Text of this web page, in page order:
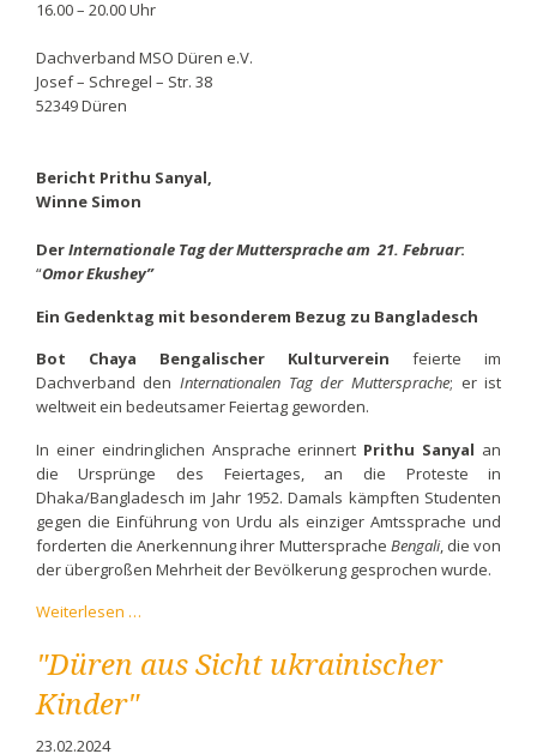
16.00 – 20.00 Uhr
Dachverband MSO Düren e.V.
Josef – Schregel – Str. 38
52349 Düren
Bericht Prithu Sanyal,
Winne Simon
DerInternationale Tag der Mutterspracheam 21. Februar:
“Omor Ekushey”
Ein Gedenktag mit besonderem Bezug zu Bangladesch
Bot Chaya Bengalischer Kulturvereinfeierte im
Dachverband denInternationalen Tag der Muttersprache; er ist
weltweit ein bedeutsamer Feiertag geworden.
In einer eindringlichen Ansprache erinnert Prithu Sanyal an
die Ursprünge des Feiertages, an die Proteste in
Dhaka/Bangladesch im Jahr 1952. Damals kämpften Studenten
gegen die Einführung von Urdu als einziger Amtssprache und
forderten die Anerkennung ihrer Muttersprache Bengali, die von
der übergroßen Mehrheit der Bevölkerung gesprochen wurde.
Weiterlesen …Der
Tag
der
"Düren aus Sicht ukrainischer
Kinder"
23.02.2024